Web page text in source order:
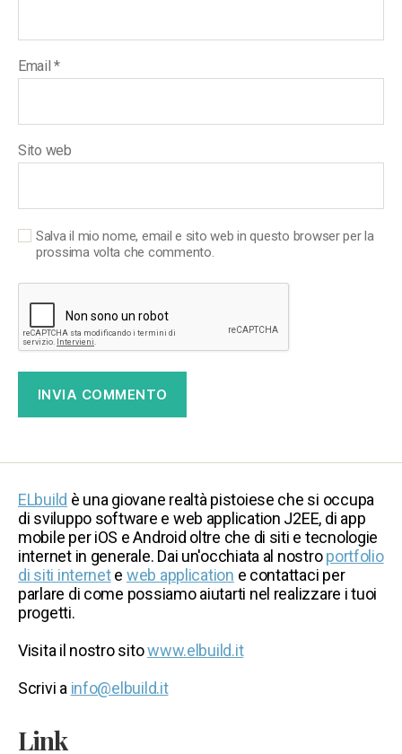
Email*
Sito web
Salva il mio nome, email e sito web in questo browser per la
prossima volta che commento.
ELbuild è una giovane realtà pistoiese che si occupa
di sviluppo software e web application J2EE, di app
mobile per iOS e Android oltre che di siti e tecnologie
internet in generale. Dai un'occhiata al nostroportfolio
di siti internete web application e contattaci per
parlare di come possiamo aiutarti nel realizzare i tuoi
progetti.
Visita il nostro sitowww.elbuild.it
Scrivi a info@elbuild.it
Link